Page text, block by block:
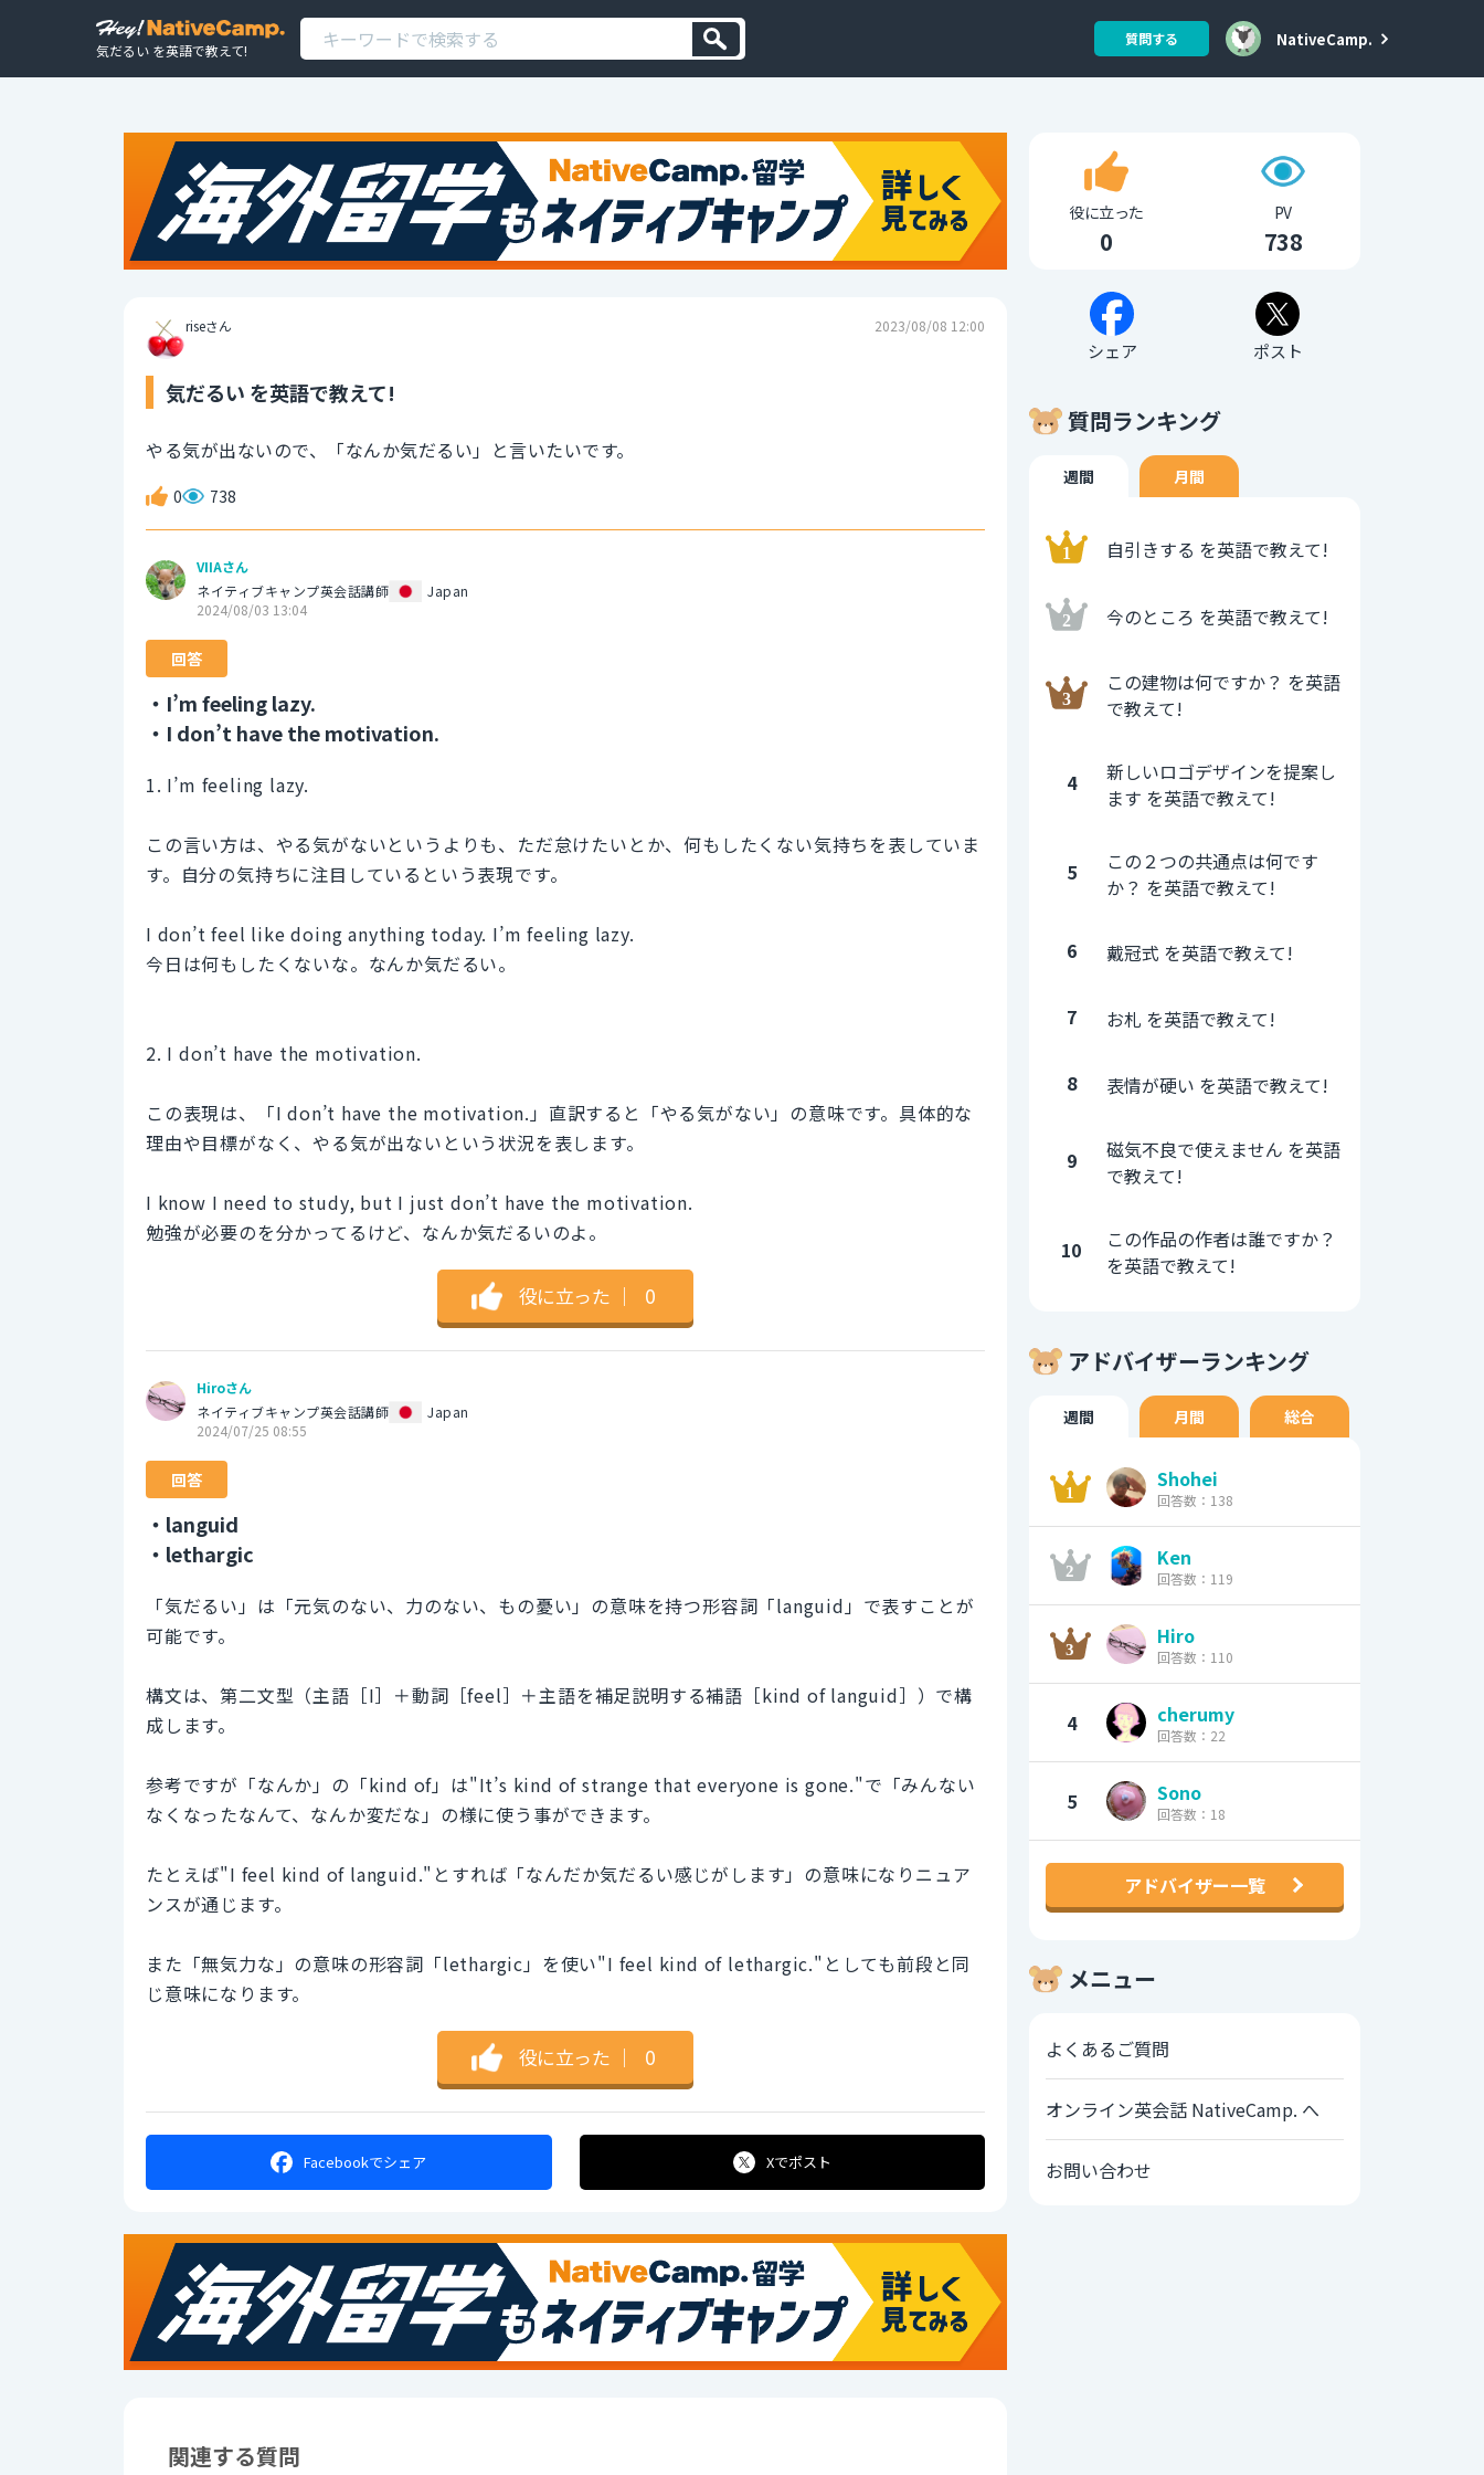
気だるい を英語で教えて!
質問する NativeCamp.
riseさん 2023/08/08 12:00
気だるい を英語で教えて!
やる気が出ないので、「なんか気だるい」と言いたいです。
0 738
VIIAさん
ネイティブキャンプ英会話講師
Japan
2024/08/03 13:04
回答
・I’m feeling lazy.
・I don’t have the motivation.
1. I’m feeling lazy.
この言い方は、やる気がないというよりも、ただ怠けたいとか、何もしたくない気持ちを表していま
す。自分の気持ちに注目しているという表現です。
I don’t feel like doing anything today. I’m feeling lazy.
今日は何もしたくないな。なんか気だるい。
2. I don’t have the motivation.
この表現は、「I don’t have the motivation.」直訳すると「やる気がない」の意味です。具体的な
理由や目標がなく、やる気が出ないという状況を表します。
I know I need to study, but I just don’t have the motivation.
勉強が必要のを分かってるけど、なんか気だるいのよ。
役に立った ｜ 0
Hiroさん
ネイティブキャンプ英会話講師
Japan
2024/07/25 08:55
回答
・languid
・lethargic
「気だるい」は「元気のない、力のない、もの憂い」の意味を持つ形容詞「languid」で表すことが
可能です。
構文は、第二文型（主語［I］＋動詞［feel］＋主語を補足説明する補語［kind of languid］）で構
成します。
参考ですが「なんか」の「kind of」は"It’s kind of strange that everyone is gone."で「みんない
なくなったなんて、なんか変だな」の様に使う事ができます。
たとえば"I feel kind of languid."とすれば「なんだか気だるい感じがします」の意味になりニュア
ンスが通じます。
また「無気力な」の意味の形容詞「lethargic」を使い"I feel kind of lethargic."としても前段と同
じ意味になります。
役に立った ｜ 0
Facebookでシェア Xでポスト
関連する質問
役に立った
0
PV
738
シェア ポスト
質問ランキング
週間 月間
自引きする を英語で教えて!
今のところ を英語で教えて!
この建物は何ですか？ を英語
で教えて!
4
新しいロゴデザインを提案し
ます を英語で教えて!
5
この２つの共通点は何です
か？ を英語で教えて!
6 戴冠式 を英語で教えて!
7 お札 を英語で教えて!
8 表情が硬い を英語で教えて!
9
磁気不良で使えません を英語
で教えて!
10
この作品の作者は誰ですか？
を英語で教えて!
アドバイザーランキング
週間 月間 総合
Shohei
回答数：138
Ken
回答数：119
Hiro
回答数：110
4 cherumy
回答数：22
5 Sono
回答数：18
アドバイザー一覧
メニュー
よくあるご質問
オンライン英会話 NativeCamp. へ
お問い合わせ